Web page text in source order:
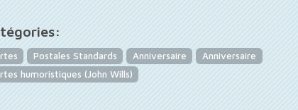
Postales Standards Anniversaire
Anniversaire
humoristiques (John Wills)